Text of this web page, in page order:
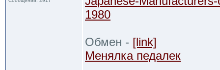
1980
Обмен - [link]
Менялка педалек